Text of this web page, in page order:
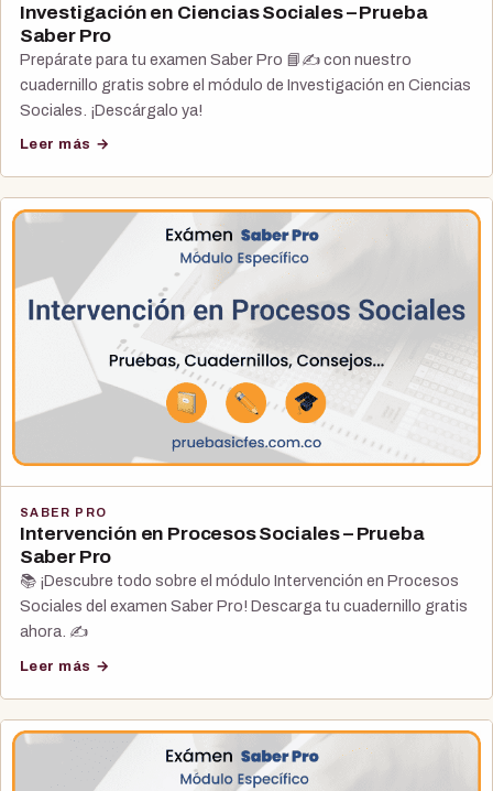
Investigación en Ciencias Sociales – Prueba
Saber Pro
Prepárate para tu examen Saber Pro 📘✍️ con nuestro
cuadernillo gratis sobre el módulo de Investigación en Ciencias
Sociales. ¡Descárgalo ya!
Leer más →
SABER PRO
Intervención en Procesos Sociales – Prueba
Saber Pro
📚 ¡Descubre todo sobre el módulo Intervención en Procesos
Sociales del examen Saber Pro! Descarga tu cuadernillo gratis
ahora. ✍️
Leer más →